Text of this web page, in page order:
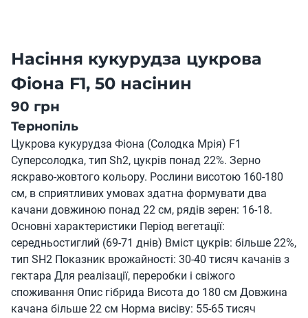
Насіння кукурудза цукрова
Фіона F1, 50 насінин
90 грн
Тернопіль
Цукрова кукурудза Фіона (Солодка Мрія) F1
Суперсолодка, тип Sh2, цукрів понад 22%. Зерно
яскраво-жовтого кольору. Рослини висотою 160-180
см, в сприятливих умовах здатна формувати два
качани довжиною понад 22 см, рядів зерен: 16-18.
Основні характеристики Період вегетації:
середньостиглий (69-71 днів) Вміст цукрів: більше 22%,
тип SH2 Показник врожайності: 30-40 тисяч качанів з
гектара Для реалізації, переробки і свіжого
споживання Опис гібрида Висота до 180 см Довжина
качана більше 22 см Норма висіву: 55-65 тисяч